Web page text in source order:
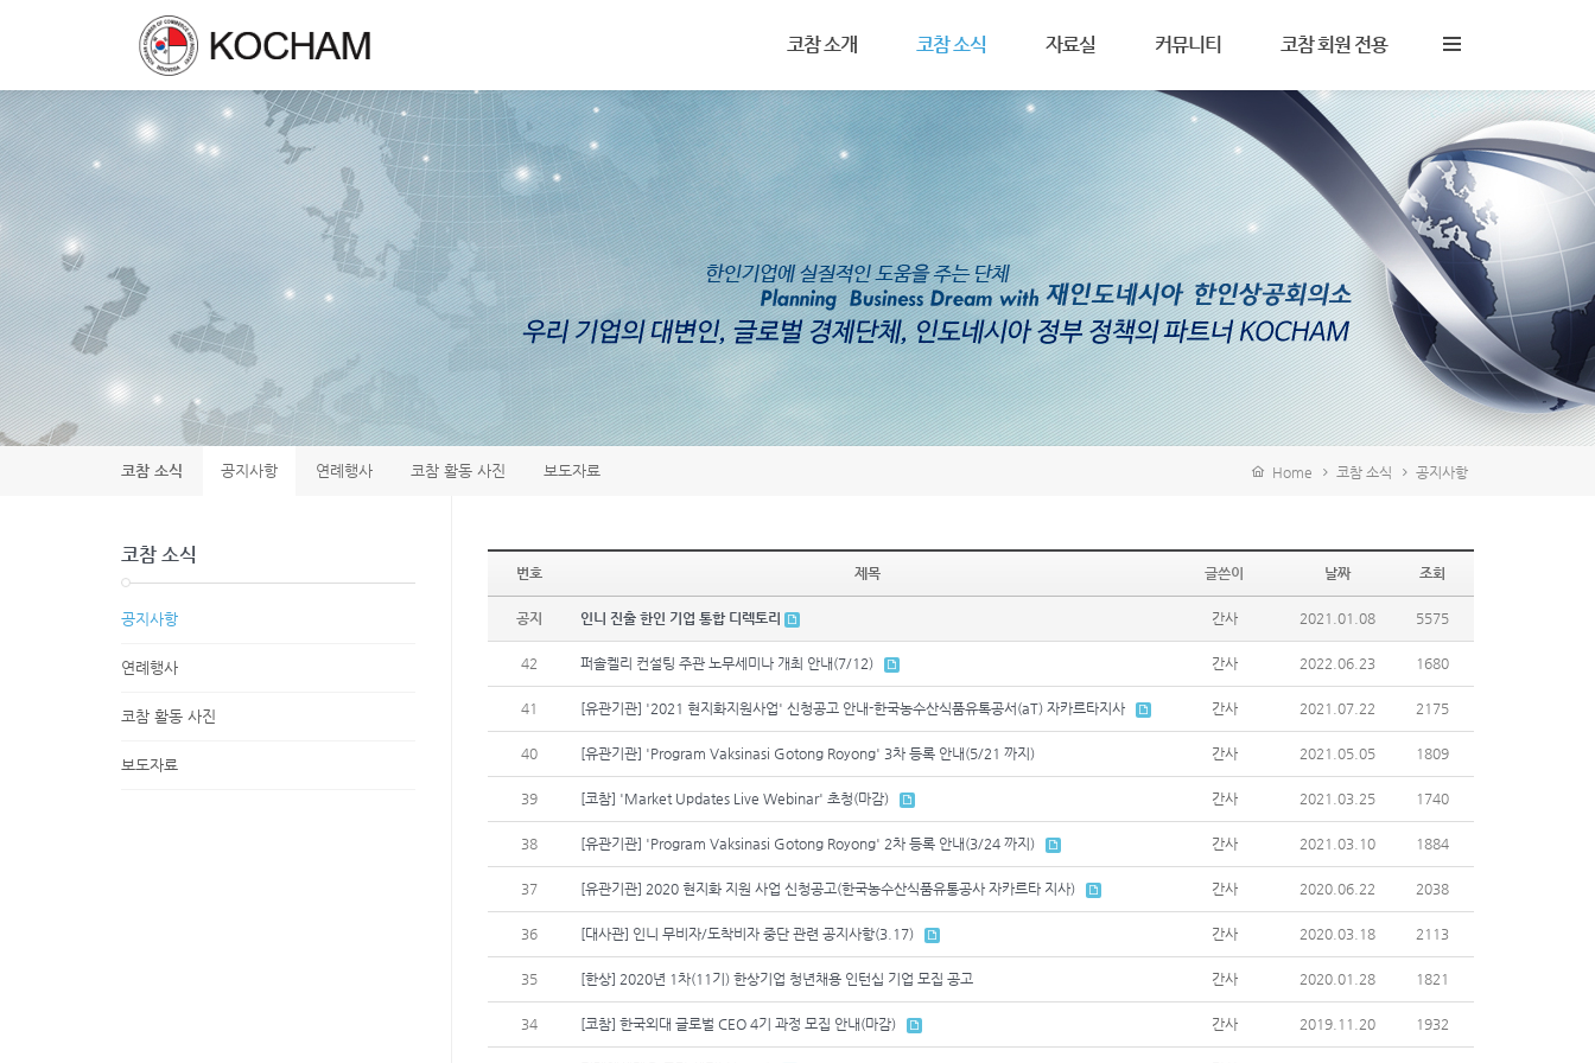
코참 소개
설립목적
회장 인사말
조직도
코참 회원 가입
연혁
회칙
코참 소식
공지사항
연례행사
코참 활동 사진
보도자료
자료실
인사 및 노무
관세
세무
투자 및 무역
기타
커뮤니티
자주 묻는 질문
Q&A
주요 사이트
구인구직
코참 회원 전용
KOCHAM Now
KOCHAM Bulletin
세미나 자료
IBC Report
코참 소식 공지사항 연례행사 코참 활동 사진 보도자료 Home 코참 소식 공지사항
번호 제목 글쓴이 날짜 조회
공지 인니 진출 한인 기업 통합 디렉토리 간사 2021.01.08 5575
42 퍼솔켈리 컨설팅 주관 노무세미나 개최 안내(7/12) 간사 2022.06.23 1680
41 [유관기관] '2021 현지화지원사업' 신청공고 안내-한국농수산식품유톡공서(aT) 자카르타지사 간사 2021.07.22 2175
40 [유관기관] 'Program Vaksinasi Gotong Royong' 3차 등록 안내(5/21 까지) 간사 2021.05.05 1809
39 [코참] 'Market Updates Live Webinar' 초청(마감) 간사 2021.03.25 1740
38 [유관기관] 'Program Vaksinasi Gotong Royong' 2차 등록 안내(3/24 까지) 간사 2021.03.10 1884
37 [유관기관] 2020 현지화 지원 사업 신청공고(한국농수산식품유통공사 자카르타 지사) 간사 2020.06.22 2038
36 [대사관] 인니 무비자/도착비자 중단 관련 공지사항(3.17) 간사 2020.03.18 2113
35 [한상] 2020년 1차(11기) 한상기업 청년채용 인턴십 기업 모집 공고 간사 2020.01.28 1821
34 [코참] 한국외대 글로벌 CEO 4기 과정 모집 안내(마감) 간사 2019.11.20 1932
코참 소식
공지사항
연례행사
코참 활동 사진
보도자료